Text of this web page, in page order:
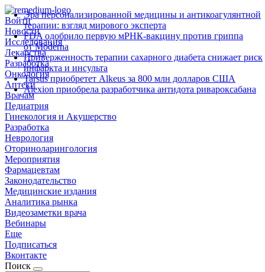
Войти
Новости
Исследования
Лекарства
Разработка
Онкология
Аптеки
Врачам
Педиатрия
Гинекология и Акушерство
Разработка
Неврология
Оториноларингология
Мероприятия
Фармацевтам
Законодательство
Медицинские издания
Аналитика рынка
Видеозаметки врача
Вебинары
Еще
Подписаться
Вконтакте
Поиск
Эра персонализированной медицины и антикоагулянтной
терапии: взгляд мирового эксперта
FDA одобрило первую мРНК‑вакцину против гриппа
от Moderna
Приверженность терапии сахарного диабета снижает риск
инфаркта и инсульта
Tarsus приобретет Alkeus за 800 млн долларов США
Alexion приобрела разработчика антидота ривароксабана